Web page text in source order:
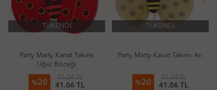
TÜKENDİ
Party Marty Kanat Takımı
Uğur Böceği
%20
51.24 TL
41.06 TL
TÜKENDİ
Party Marty Kanat Takımı Arı
%20
51.24 TL
41.06 TL